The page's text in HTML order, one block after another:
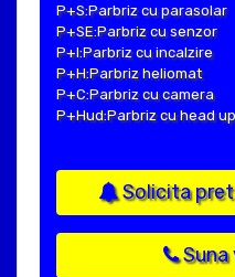
P+S:Parbriz cu parasolar
P+SE:Parbriz cu senzor
P+I:Parbriz cu incalzire
P+H:Parbriz heliomat
P+C:Parbriz cu camera
P+Hud:Parbriz cu head
Solicita pret
Suna